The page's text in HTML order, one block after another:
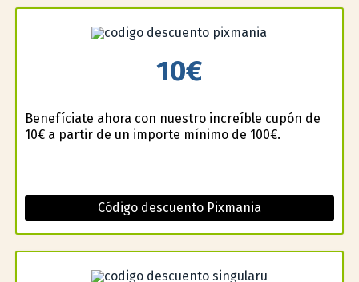
10€
Benefíciate ahora con nuestro increíble cupón de
10€ a partir de un importe mínimo de 100€.
Código descuento Pixmania